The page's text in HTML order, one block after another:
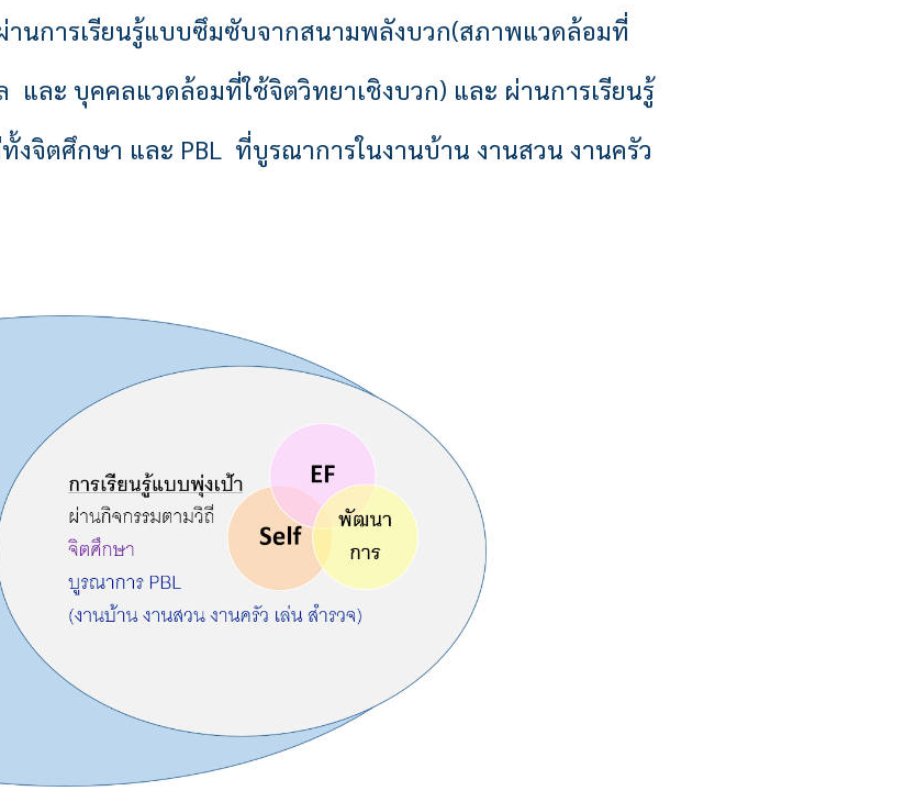
านการเรียนรู้แบบซึมซับจากสนามพลังบวก(สภาพแวดล้อมที่
ละ บุคคลแวดล้อมที่ใช้จิตวิทยาเชิงบวก) และ ผ่านการเรียนรู้
งจิตศึกษา และ PBL ที่บูรณาการในงานบ้าน งานสวน งานครัว